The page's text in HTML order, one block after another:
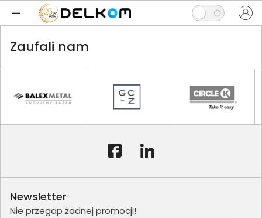
Zaufali nam
Newsletter
Nie przegap żadnej promocji!